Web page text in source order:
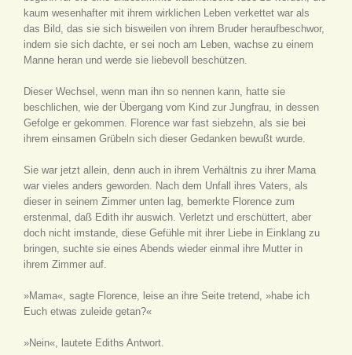
kaum wesenhafter mit ihrem wirklichen Leben verkettet war als
das Bild, das sie sich bisweilen von ihrem Bruder heraufbeschwor,
indem sie sich dachte, er sei noch am Leben, wachse zu einem
Manne heran und werde sie liebevoll beschützen.
Dieser Wechsel, wenn man ihn so nennen kann, hatte sie
beschlichen, wie der Übergang vom Kind zur Jungfrau, in dessen
Gefolge er gekommen. Florence war fast siebzehn, als sie bei
ihrem einsamen Grübeln sich dieser Gedanken bewußt wurde.
Sie war jetzt allein, denn auch in ihrem Verhältnis zu ihrer Mama
war vieles anders geworden. Nach dem Unfall ihres Vaters, als
dieser in seinem Zimmer unten lag, bemerkte Florence zum
erstenmal, daß Edith ihr auswich. Verletzt und erschüttert, aber
doch nicht imstande, diese Gefühle mit ihrer Liebe in Einklang zu
bringen, suchte sie eines Abends wieder einmal ihre Mutter in
ihrem Zimmer auf.
»Mama«, sagte Florence, leise an ihre Seite tretend, »habe ich
Euch etwas zuleide getan?«
»Nein«, lautete Ediths Antwort.